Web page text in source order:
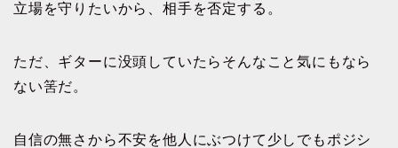
立場を守りたいから、相手を否定する。
ただ、ギターに没頭していたらそんなこと気にもなら
ない筈だ。
自信の無さから不安を他人にぶつけて少しでもポジシ